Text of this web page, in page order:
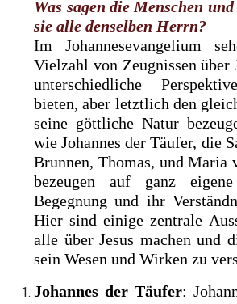
Was sagen die Menschen
sie alle denselben Herrn?
Im Johannesevangelium
Vielzahl von Zeugnissen über
unterschiedliche
bieten, aber letztlich den
seine göttliche Natur
wie Johannes der Täufer, die
Brunnen, Thomas, und Maria
bezeugen auf ganz
Begegnung und ihr
Hier sind einige zentrale
alle über Jesus machen und
sein Wesen und Wirken zu
Johannes der Täufer: